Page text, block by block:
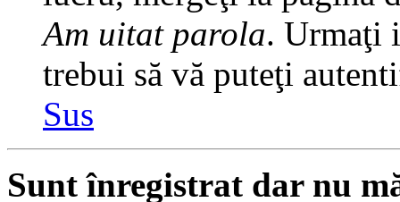
Am uitat parola. Urmaţi
trebui să vă puteţi
Sus
Sunt înregistrat dar nu